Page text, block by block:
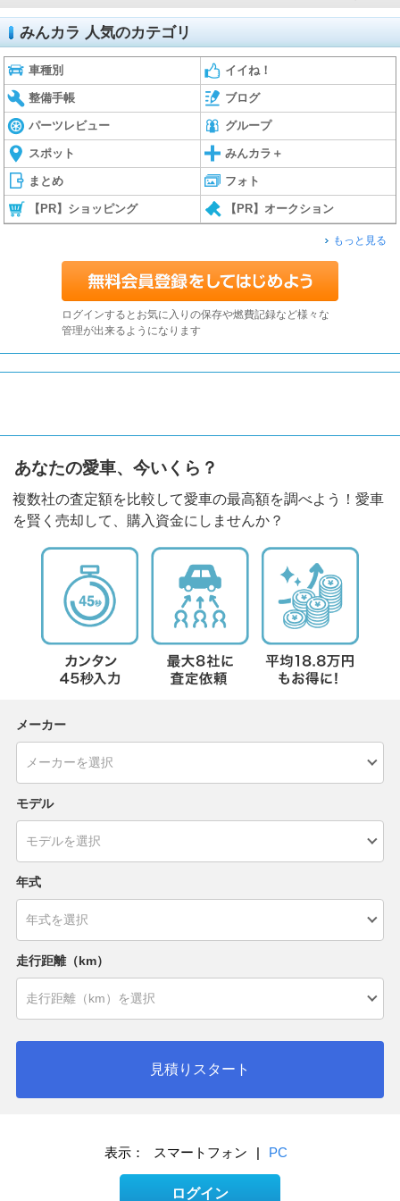
みんカラ 人気のカテゴリ
車種別 イイね！
整備手帳 ブログ
パーツレビュー グループ
スポット みんカラ＋
まとめ フォト
【PR】ショッピング 【PR】オークション
もっと見る
ログインするとお気に入りの保存や燃費記録など様々な
管理が出来るようになります
あなたの愛車、今いくら？
複数社の査定額を比較して愛車の最高額を調べよう！愛車
を賢く売却して、購入資金にしませんか？
メーカー
モデル
年式
走行距離（km）
見積りスタート
表示： スマートフォン | PC
ログイン